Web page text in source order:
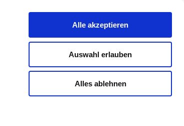
Alle akzeptieren
Auswahl erlauben
Alles ablehnen
Infothek